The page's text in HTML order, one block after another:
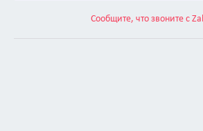
Сообщите, что звоните с